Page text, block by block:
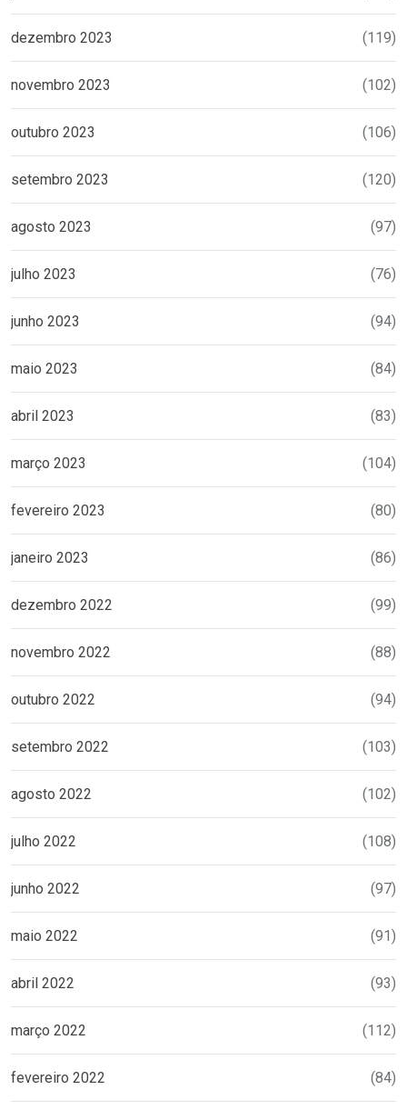
dezembro 2023 (119)
novembro 2023 (102)
outubro 2023 (106)
setembro 2023 (120)
agosto 2023 (97)
julho 2023 (76)
junho 2023 (94)
maio 2023 (84)
abril 2023 (83)
março 2023 (104)
fevereiro 2023 (80)
janeiro 2023 (86)
dezembro 2022 (99)
novembro 2022 (88)
outubro 2022 (94)
setembro 2022 (103)
agosto 2022 (102)
julho 2022 (108)
junho 2022 (97)
maio 2022 (91)
abril 2022 (93)
março 2022 (112)
fevereiro 2022 (84)